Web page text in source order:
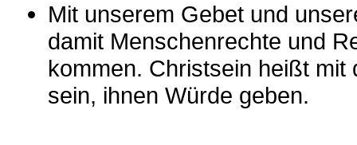
Mit unserem Gebet und
damit Menschenrechte und
kommen. Christsein heißt mit
sein, ihnen Würde geben.